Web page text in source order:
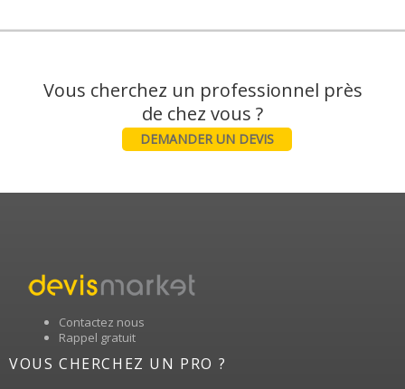
Vous cherchez un professionnel près
DEMANDER UN DEVIS
Contactez nous
Rappel gratuit
VOUS CHERCHEZ UN PRO ?